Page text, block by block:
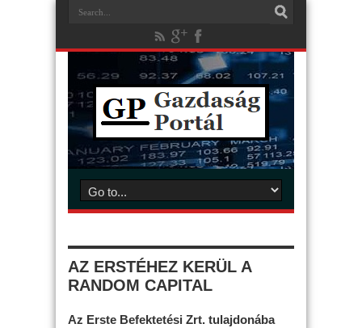
AZ ERSTÉHEZ KERÜL A
RANDOM CAPITAL
Az Erste Befektetési Zrt. tulajdonába